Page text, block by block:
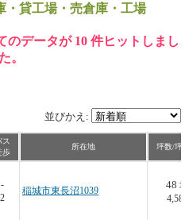
・貸工場・売倉庫・工場
のデータが 10 件ヒットしまし
た。
並びかえ:
ス
歩
所在地 坪数/坪
-
2
稲城市東長沼1039
48 坪
4,583